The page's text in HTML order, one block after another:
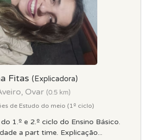
Fitas (Explicadora)
Ovar (0.5 km)
de Estudo do meio (1º ciclo)
1.º e 2.º ciclo do Ensino Básico.
a part time. Explicação...